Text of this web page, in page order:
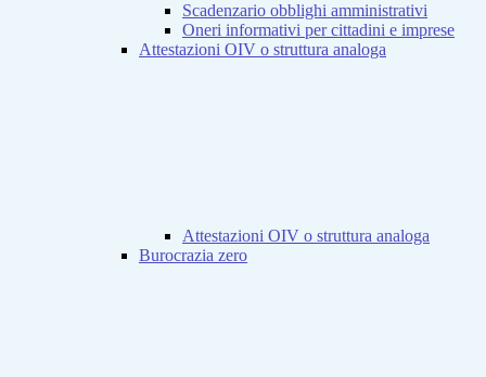
Scadenzario obblighi amministrativi
Oneri informativi per cittadini e imprese
Attestazioni OIV o struttura analoga
Attestazioni OIV o struttura analoga
Burocrazia zero